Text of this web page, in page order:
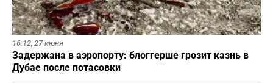
16:12, 27 июня
Задержана в аэропорту: блоггерше грозит казнь в
Дубае после потасовки